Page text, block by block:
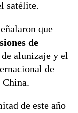
satélite.
que
de
alunizaje y el
de
de este año